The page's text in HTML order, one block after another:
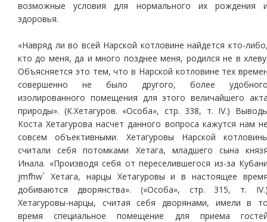
возможные условия для нормального их рождения
здоровья.
«Навряд ли во всей Нарской котловине найдется кто-
кто до меня, да и много позднее меня, родился не в
Объясняется это тем, что в Нарской котловине тех
совершенно не было другого, более
изолированного помещения для этого величайшего
природы». (К.Хетагуров. «Особа», стр. 338, т. IV.)
Коста Хетагурова насчет данного вопроса кажутся нам
совсем объективными. Хетагуровы Нарской
считали себя потомками Хетага, младшего сына
Инала. «Производя себя от переселившегося из-за
jmfhw` Хетага, нарцы Хетагуровы и в настоящее
добиваются дворянства». («Особа», стр. 315, т.
Хетагуровы-нарцы, считая себя дворянами, имели в
время специальное помещение для приема